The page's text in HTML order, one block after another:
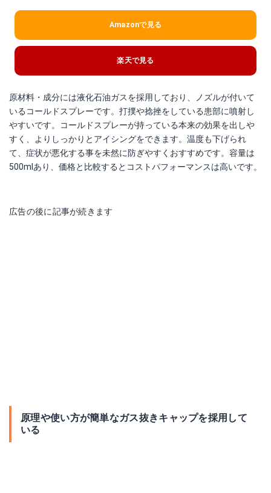
Amazonで見る
楽天で見る
原材料・成分には液化石油ガスを採用しており、ノズルが付いて
いるコールドスプレーです。打撲や捻挫をしている患部に噴射し
やすいです。コールドスプレーが持っている本来の効果を出しや
すく、よりしっかりとアイシングをできます。温度も下げられ
て、症状が悪化する事を未然に防ぎやすくおすすめです。容量は
500mlあり、価格と比較するとコストパフォーマンスは高いです。
広告の後に記事が続きます
原理や使い方が簡単なガス抜きキャップを採用して
いる